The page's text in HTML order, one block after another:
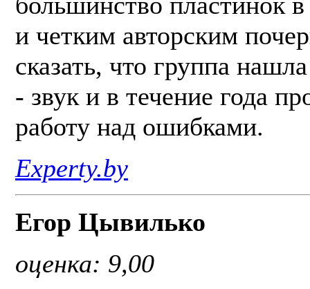
и четким авторским
сказать, что группа
- звук и в течение года
работу над ошибками.
Experty.by
Егор Цывилько
оценка: 9,00